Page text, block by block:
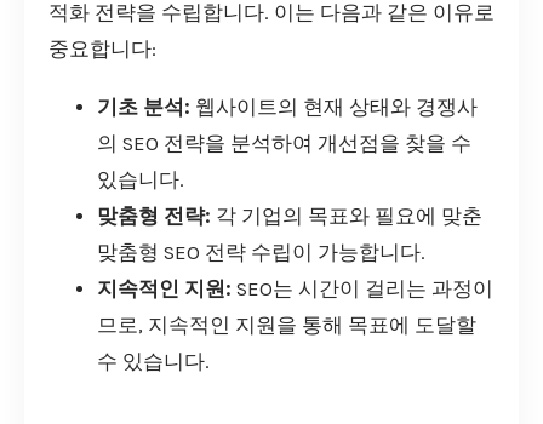
적화 전략을 수립합니다. 이는 다음과 같은 이유로
중요합니다:
기초 분석: 웹사이트의 현재 상태와 경쟁사
의 SEO 전략을 분석하여 개선점을 찾을 수
있습니다.
맞춤형 전략: 각 기업의 목표와 필요에 맞춘
맞춤형 SEO 전략 수립이 가능합니다.
지속적인 지원: SEO는 시간이 걸리는 과정이
므로, 지속적인 지원을 통해 목표에 도달할
수 있습니다.